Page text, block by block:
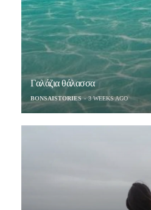
Γαλάζια θάλασσα
BONSAISTORIES 3 WEEKS AGO